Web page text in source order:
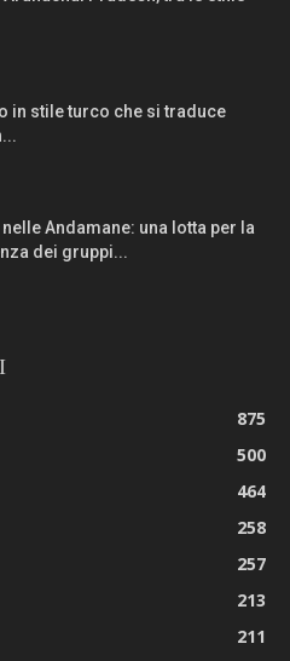
in stile turco che si traduce
nelle Andamane: una lotta per la
dei gruppi...
875
500
464
258
257
213
211